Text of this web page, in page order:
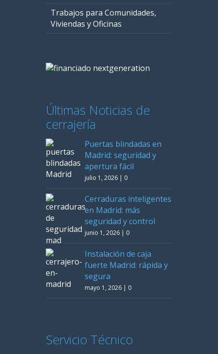
Trabajos para Comunidades,
Viviendas y Oficinas
Últimas Noticias de
cerrajería
Puertas blindadas en
Madrid: seguridad y
apertura fácil
julio 1, 2026 | 0
Cerraduras inteligentes
en Madrid: más
seguridad y control
junio 1, 2026 | 0
Instalación de caja
fuerte Madrid: rápida y
segura
mayo 1, 2026 | 0
Servicio Técnico